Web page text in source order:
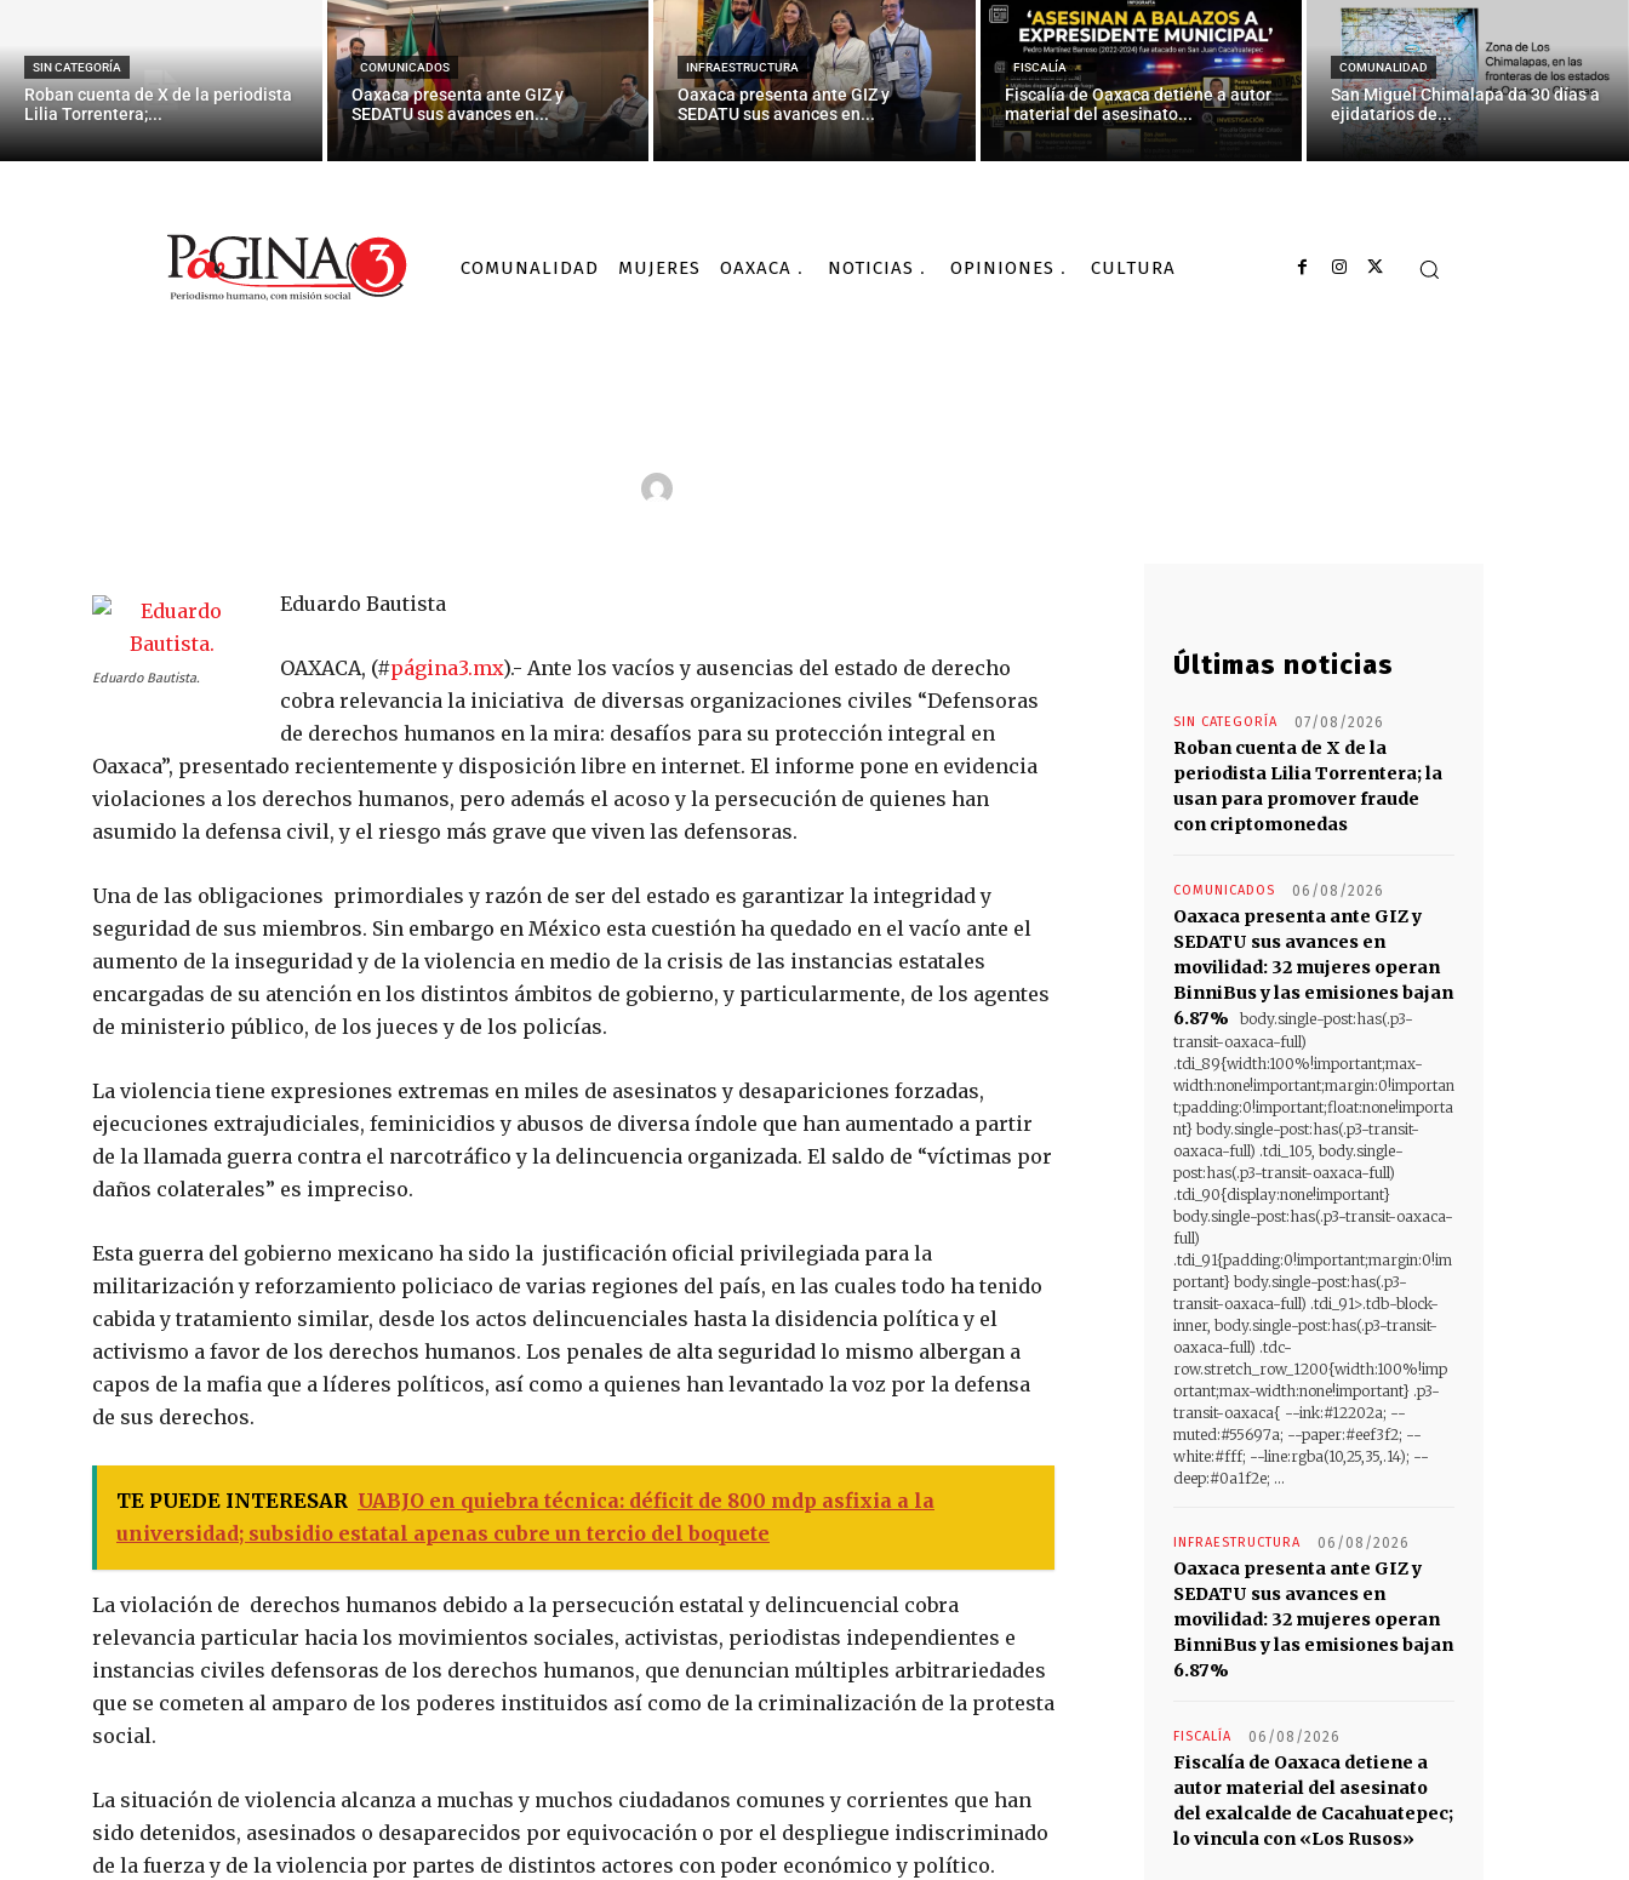
SIN CATEGORÍA
Roban cuenta de X de la periodista
Lilia Torrentera;...
COMUNICADOS
Oaxaca presenta ante GIZ y
SEDATU sus avances en...
INFRAESTRUCTURA
Oaxaca presenta ante GIZ y
SEDATU sus avances en...
FISCALÍA
Fiscalía de Oaxaca detiene a autor
material del asesinato...
COMUNALIDAD
San Miguel Chimalapa da 30 días a
ejidatarios de...
COMUNALIDAD MUJERES OAXACA NOTICIAS OPINIONES CULTURA
Eduardo Bautista.
Eduardo Bautista
OAXACA, (#página3.mx).- Ante los vacíos y ausencias del estado de derecho
cobra relevancia la iniciativa de diversas organizaciones civiles “Defensoras
de derechos humanos en la mira: desafíos para su protección integral en
Oaxaca”, presentado recientemente y disposición libre en internet. El informe pone en evidencia
violaciones a los derechos humanos, pero además el acoso y la persecución de quienes han
asumido la defensa civil, y el riesgo más grave que viven las defensoras.
Una de las obligaciones primordiales y razón de ser del estado es garantizar la integridad y
seguridad de sus miembros. Sin embargo en México esta cuestión ha quedado en el vacío ante el
aumento de la inseguridad y de la violencia en medio de la crisis de las instancias estatales
encargadas de su atención en los distintos ámbitos de gobierno, y particularmente, de los agentes
de ministerio público, de los jueces y de los policías.
La violencia tiene expresiones extremas en miles de asesinatos y desapariciones forzadas,
ejecuciones extrajudiciales, feminicidios y abusos de diversa índole que han aumentado a partir
de la llamada guerra contra el narcotráfico y la delincuencia organizada. El saldo de “víctimas por
daños colaterales” es impreciso.
Esta guerra del gobierno mexicano ha sido la justificación oficial privilegiada para la
militarización y reforzamiento policiaco de varias regiones del país, en las cuales todo ha tenido
cabida y tratamiento similar, desde los actos delincuenciales hasta la disidencia política y el
activismo a favor de los derechos humanos. Los penales de alta seguridad lo mismo albergan a
capos de la mafia que a líderes políticos, así como a quienes han levantado la voz por la defensa
de sus derechos.
TE PUEDE INTERESAR UABJO en quiebra técnica: déficit de 800 mdp asfixia a la
universidad; subsidio estatal apenas cubre un tercio del boquete
La violación de derechos humanos debido a la persecución estatal y delincuencial cobra
relevancia particular hacia los movimientos sociales, activistas, periodistas independientes e
instancias civiles defensoras de los derechos humanos, que denuncian múltiples arbitrariedades
que se cometen al amparo de los poderes instituidos así como de la criminalización de la protesta
social.
La situación de violencia alcanza a muchas y muchos ciudadanos comunes y corrientes que han
sido detenidos, asesinados o desaparecidos por equivocación o por el despliegue indiscriminado
de la fuerza y de la violencia por partes de distintos actores con poder económico y político.
Últimas noticias
SIN CATEGORÍA 07/08/2026
Roban cuenta de X de la
periodista Lilia Torrentera; la
usan para promover fraude
con criptomonedas
COMUNICADOS 06/08/2026
Oaxaca presenta ante GIZ y
SEDATU sus avances en
movilidad: 32 mujeres operan
BinniBus y las emisiones bajan
6.87%
body.single-post:has(.p3-
transit-oaxaca-full)
.tdi_89{width:100%!important;max-
width:none!important;margin:0!importan
t;padding:0!important;float:none!importa
nt} body.single-post:has(.p3-transit-
oaxaca-full) .tdi_105, body.single-
post:has(.p3-transit-oaxaca-full)
.tdi_90{display:none!important}
body.single-post:has(.p3-transit-oaxaca-
full)
.tdi_91{padding:0!important;margin:0!im
portant} body.single-post:has(.p3-
transit-oaxaca-full) .tdi_91>.tdb-block-
inner, body.single-post:has(.p3-transit-
oaxaca-full) .tdc-
row.stretch_row_1200{width:100%!imp
ortant;max-width:none!important} .p3-
transit-oaxaca{ --ink:#12202a; --
muted:#55697a; --paper:#eef3f2; --
white:#fff; --line:rgba(10,25,35,.14); --
deep:#0a1f2e; ...
INFRAESTRUCTURA 06/08/2026
Oaxaca presenta ante GIZ y
SEDATU sus avances en
movilidad: 32 mujeres operan
BinniBus y las emisiones bajan
6.87%
FISCALÍA 06/08/2026
Fiscalía de Oaxaca detiene a
autor material del asesinato
del exalcalde de Cacahuatepec;
lo vincula con «Los Rusos»